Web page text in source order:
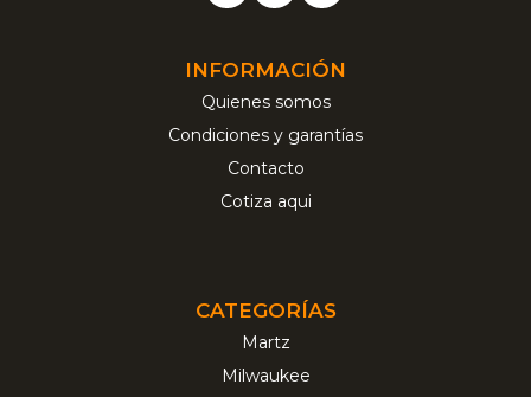
INFORMACIÓN
Quienes somos
Condiciones y garantías
Contacto
Cotiza aqui
CATEGORÍAS
Martz
Milwaukee